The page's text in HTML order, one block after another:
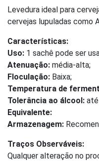
Levedura ideal para
cervejas lupuladas como
Características:
Uso: 1 sachê pode ser
Atenuação: média-alta;
Floculação: Baixa;
Temperatura de
Tolerância ao álcool: até
Equivalente:
Armazenagem:
Traços Observáveis:
Qualquer alteração no